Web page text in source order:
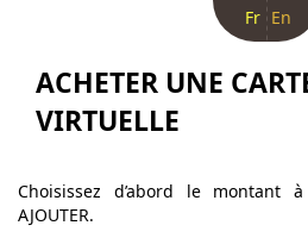
Fr En
ACHETER UNE
VIRTUELLE
Choisissez d’abord le montant
AJOUTER.